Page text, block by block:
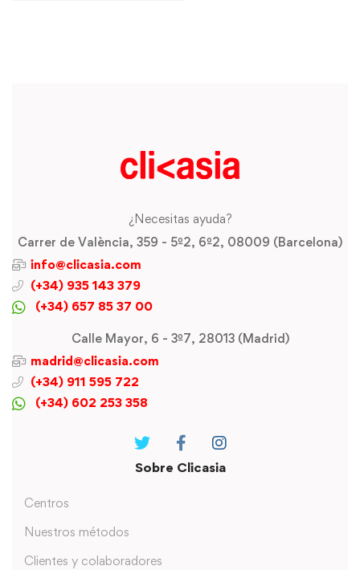
¿Necesitas ayuda?
Carrer de València, 359 - 5º2, 6º2, 08009 (Barcelona)
info@clicasia.com
(+34) 935 143 379
(+34) 657 85 37 00
Calle Mayor, 6 - 3º7, 28013 (Madrid)
madrid@clicasia.com
(+34) 911 595 722
(+34) 602 253 358
Sobre Clicasia
Centros
Nuestros métodos
Clientes y colaboradores